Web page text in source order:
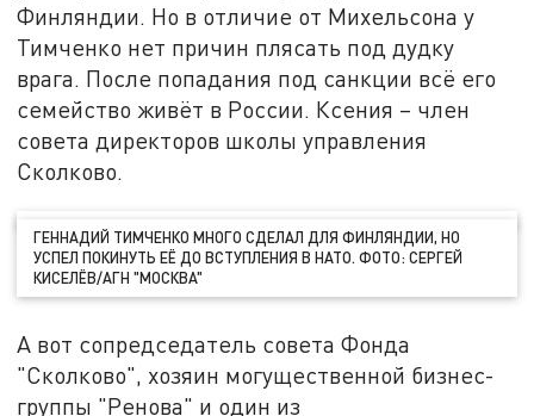
Финляндии. Но в отличие от Михельсона у
Тимченко нет причин плясать под дудку
врага. После попадания под санкции всё его
семейство живёт в России. Ксения – член
совета директоров школы управления
Сколково.
ГЕННАДИЙ ТИМЧЕНКО МНОГО СДЕЛАЛ ДЛЯ ФИНЛЯНДИИ, НО
УСПЕЛ ПОКИНУТЬ ЕЁ ДО ВСТУПЛЕНИЯ В НАТО. ФОТО: СЕРГЕЙ
КИСЕЛЁВ/АГН "МОСКВА"
А вот сопредседатель совета Фонда
"Сколково", хозяин могущественной бизнес-
группы "Ренова" и один из